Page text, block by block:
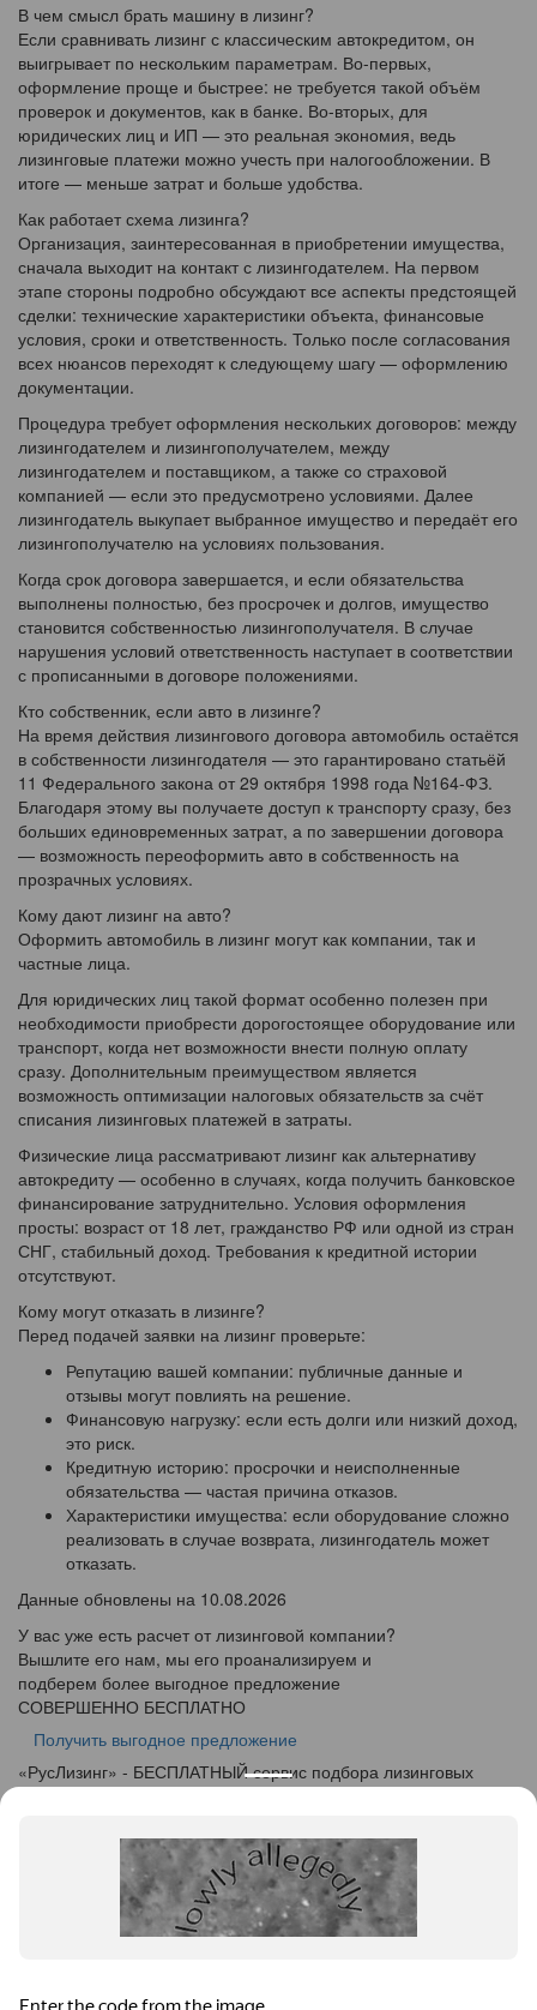
В чем смысл брать машину в лизинг?
Если сравнивать лизинг с классическим автокредитом, он
выигрывает по нескольким параметрам. Во-первых,
оформление проще и быстрее: не требуется такой объём
проверок и документов, как в банке. Во-вторых, для
юридических лиц и ИП — это реальная экономия, ведь
лизинговые платежи можно учесть при налогообложении. В
итоге — меньше затрат и больше удобства.
Как работает схема лизинга?
Организация, заинтересованная в приобретении имущества,
сначала выходит на контакт с лизингодателем. На первом
этапе стороны подробно обсуждают все аспекты предстоящей
сделки: технические характеристики объекта, финансовые
условия, сроки и ответственность. Только после согласования
всех нюансов переходят к следующему шагу — оформлению
документации.
Процедура требует оформления нескольких договоров: между
лизингодателем и лизингополучателем, между
лизингодателем и поставщиком, а также со страховой
компанией — если это предусмотрено условиями. Далее
лизингодатель выкупает выбранное имущество и передаёт его
лизингополучателю на условиях пользования.
Когда срок договора завершается, и если обязательства
выполнены полностью, без просрочек и долгов, имущество
становится собственностью лизингополучателя. В случае
нарушения условий ответственность наступает в соответствии
с прописанными в договоре положениями.
Кто собственник, если авто в лизинге?
На время действия лизингового договора автомобиль остаётся
в собственности лизингодателя — это гарантировано статьёй
11 Федерального закона от 29 октября 1998 года №164-ФЗ.
Благодаря этому вы получаете доступ к транспорту сразу, без
больших единовременных затрат, а по завершении договора
— возможность переоформить авто в собственность на
прозрачных условиях.
Кому дают лизинг на авто?
Оформить автомобиль в лизинг могут как компании, так и
частные лица.
Для юридических лиц такой формат особенно полезен при
необходимости приобрести дорогостоящее оборудование или
транспорт, когда нет возможности внести полную оплату
сразу. Дополнительным преимуществом является
возможность оптимизации налоговых обязательств за счёт
списания лизинговых платежей в затраты.
Физические лица рассматривают лизинг как альтернативу
автокредиту — особенно в случаях, когда получить банковское
финансирование затруднительно. Условия оформления
просты: возраст от 18 лет, гражданство РФ или одной из стран
СНГ, стабильный доход. Требования к кредитной истории
отсутствуют.
Кому могут отказать в лизинге?
Перед подачей заявки на лизинг проверьте:
Репутацию вашей компании: публичные данные и
отзывы могут повлиять на решение.
Финансовую нагрузку: если есть долги или низкий доход,
это риск.
Кредитную историю: просрочки и неисполненные
обязательства — частая причина отказов.
Характеристики имущества: если оборудование сложно
реализовать в случае возврата, лизингодатель может
отказать.
Данные обновлены на 10.08.2026
У вас уже есть расчет от лизинговой компании?
Вышлите его нам, мы его проанализируем и
подберем более выгодное предложение
СОВЕРШЕННО БЕСПЛАТНО
Получить выгодное предложение
«РусЛизинг» - БЕСПЛАТНЫЙ сервис подбора лизинговых
программ
+7 (495) 103-49-76
424000, Республика Марий Эл, г. Йошкар-Ола, ул.
Советская дом 140